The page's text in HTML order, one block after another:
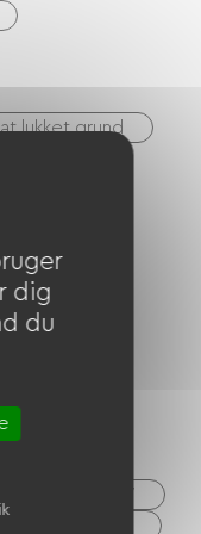
lukket grund
TV
dig
du